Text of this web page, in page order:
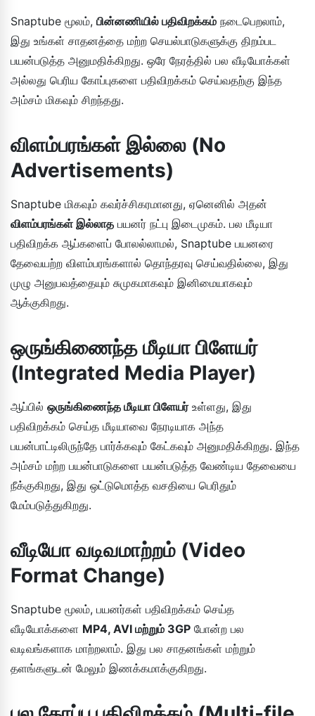
Snaptube மூலம், பின்னணியில் பதிவிறக்கம் நடைபெறலாம்,
இது உங்கள் சாதனத்தை மற்ற செயல்பாடுகளுக்கு திறம்பட
பயன்படுத்த அனுமதிக்கிறது. ஒரே நேரத்தில் பல வீடியோக்கள்
அல்லது பெரிய கோப்புகளை பதிவிறக்கம் செய்வதற்கு இந்த
அம்சம் மிகவும் சிறந்தது.
விளம்பரங்கள் இல்லை (No
Advertisements)
Snaptube மிகவும் கவர்ச்சிகரமானது, ஏனெனில் அதன்
விளம்பரங்கள் இல்லாத பயனர் நட்பு இடைமுகம். பல மீடியா
பதிவிறக்க ஆப்களைப் போலல்லாமல், Snaptube பயனரை
தேவையற்ற விளம்பரங்களால் தொந்தரவு செய்வதில்லை, இது
முழு அனுபவத்தையும் சுமுகமாகவும் இனிமையாகவும்
ஆக்குகிறது.
ஒருங்கிணைந்த மீடியா பிளேயர்
(Integrated Media Player)
ஆப்பில் ஒருங்கிணைந்த மீடியா பிளேயர்உள்ளது, இது
பதிவிறக்கம் செய்த மீடியாவை நேரடியாக அந்த
பயன்பாட்டிலிருந்தே பார்க்கவும் கேட்கவும் அனுமதிக்கிறது. இந்த
அம்சம் மற்ற பயன்பாடுகளை பயன்படுத்த வேண்டிய தேவையை
நீக்குகிறது, இது ஒட்டுமொத்த வசதியை பெரிதும்
மேம்படுத்துகிறது.
வீடியோ வடிவமாற்றம் (Video
Format Change)
Snaptube மூலம், பயனர்கள் பதிவிறக்கம் செய்த
வீடியோக்களை MP4, AVI மற்றும் 3GP போன்ற பல
வடிவங்களாக மாற்றலாம். இது பல சாதனங்கள் மற்றும்
தளங்களுடன் மேலும் இணக்கமாக்குகிறது.